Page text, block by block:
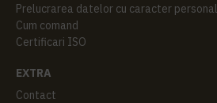
Prelucrarea datelor cu caracter personal
Cum comand
Certificari ISO
EXTRA
Contact